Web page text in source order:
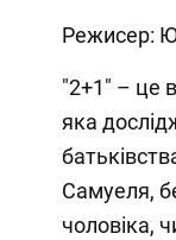
Режисер:
"2+1" – це
яка
Самуеля,
чоловіка,